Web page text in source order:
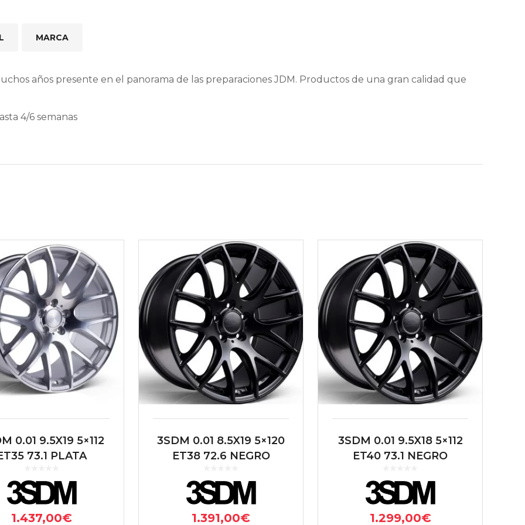
MARCA
años presente en el panorama de las preparaciones JDM. Productos de una gran calidad que
4/6 semanas
0.01 9.5X19 5×112
73.1 PLATA
1.437,00€
3SDM 0.01 8.5X19 5×120
ET38 72.6 NEGRO
1.391,00€
3SDM 0.01 9.5X18 5×112
ET40 73.1 NEGRO
1.299,00€